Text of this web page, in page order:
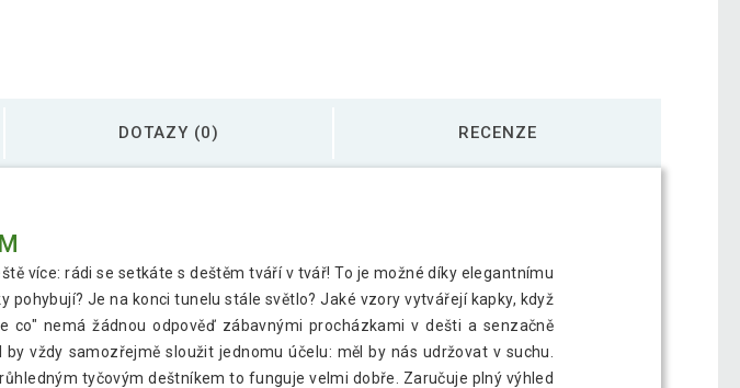
DOTAZY (0) RECENZE
více: rádi se setkáte s deštěm tváří v tvář! To je možné díky elegantnímu
Je na konci tunelu stále světlo? Jaké vzory vytvářejí kapky, když
co" nemá žádnou odpověď zábavnými procházkami v dešti a senzačně
vždy samozřejmě sloužit jednomu účelu: měl by nás udržovat v suchu.
tyčovým deštníkem to funguje velmi dobře. Zaručuje plný výhled